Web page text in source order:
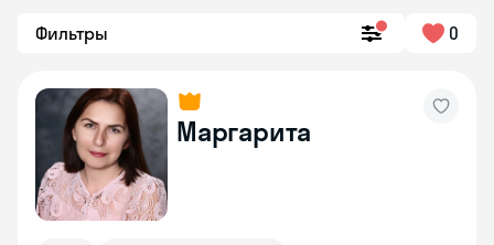
Фильтры 0
Маргарита